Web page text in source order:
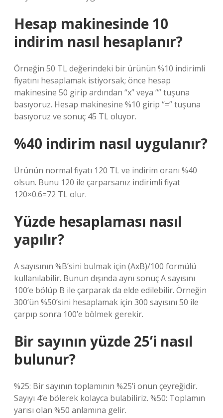
Hesap makinesinde 10
indirim nasıl hesaplanır?
Örneğin 50 TL değerindeki bir ürünün %10 indirimli
fiyatını hesaplamak istiyorsak; önce hesap
makinesine 50 girip ardından “x” veya “” tuşuna
basıyoruz. Hesap makinesine %10 girip “=” tuşuna
basıyoruz ve sonuç 45 TL oluyor.
%40 indirim nasıl uygulanır?
Ürünün normal fiyatı 120 TL ve indirim oranı %40
olsun. Bunu 120 ile çarparsanız indirimli fiyat
120×0.6=72 TL olur.
Yüzde hesaplaması nasıl
yapılır?
A sayısının %B’sini bulmak için (AxB)/100 formülü
kullanılabilir. Bunun dışında aynı sonuç A sayısını
100’e bölüp B ile çarparak da elde edilebilir. Örneğin
300’ün %50’sini hesaplamak için 300 sayısını 50 ile
çarpıp sonra 100’e bölmek gerekir.
Bir sayının yüzde 25’i nasıl
bulunur?
%25: Bir sayının toplamının %25’i onun çeyreğidir.
Sayıyı 4’e bölerek kolayca bulabiliriz. %50: Toplamın
yarısı olan %50 anlamına gelir.